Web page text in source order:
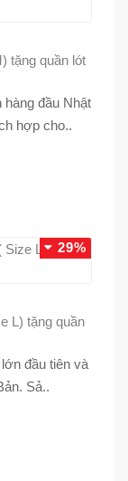
tặng quần lót
đầu Nhật
hợp cho..
29%
L) tặng quần
đầu tiên và
Sả..